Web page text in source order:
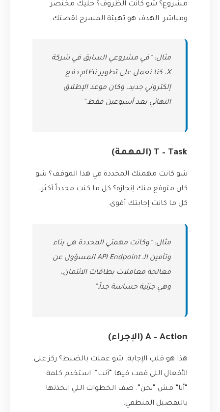
مشروع؟ شو كانت الظروف؟ خليك مختصر
ومباشر. الهدف هو تهيئة المسرح لقصتك.
مثال: “في مشروعي السابق في شركة
X، كنا نعمل على تطوير نظام دفع
إلكتروني جديد، وكان موعد الإطلاق
النهائي بعد أسبوعين فقط.”
T – Task (المهمة)
شو كانت مهمتك المحددة في هذا الموقف؟ شو
كان متوقع منك إنجازه؟ كل ما كنت محدداً أكثر،
كل ما كانت إجابتك أقوى.
مثال: “وكانت مهمتي المحددة هي بناء
وتأمين الـ API Endpoint المسؤول عن
معالجة معاملات بطاقات الائتمان،
وهي جزئية حساسة جداً.”
A – Action (الإجراء)
هذا هو قلب الإجابة. شو عملت بالضبط؟ ركز على
الأفعال اللي قمت فيها “أنت”. استخدم كلمة
“أنا” مش “نحن”. صف الخطوات اللي اتخذتها
بالتفصيل المنطقي.